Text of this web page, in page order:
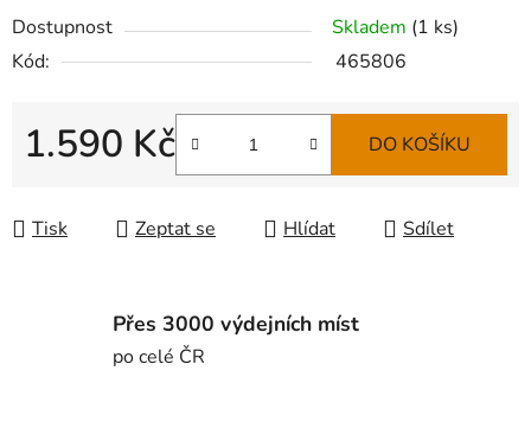
Dostupnost Skladem (1 ks)
Kód:
465806
1.590 Kč DO KOŠÍKU
Tisk Zeptat se Hlídat Sdílet
Přes 3000 výdejních míst
po celé ČR